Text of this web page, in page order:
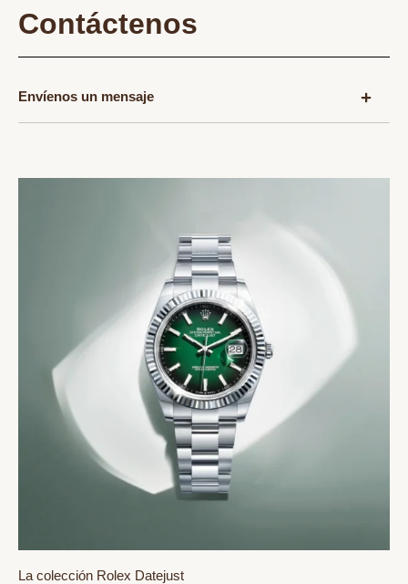
Contáctenos
Envíenos un mensaje
La colección Rolex Datejust